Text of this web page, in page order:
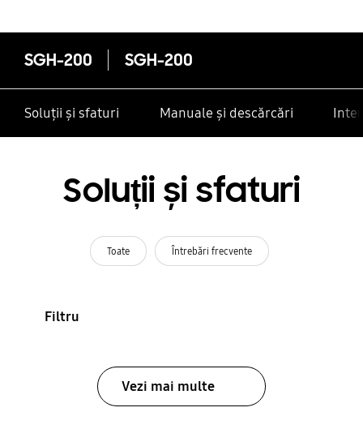
SGH-200 SGH-200
Soluții și sfaturi Manuale și descărcări
Soluții și sfaturi
Toate Întrebări frecvente
Filtru
Vezi mai multe